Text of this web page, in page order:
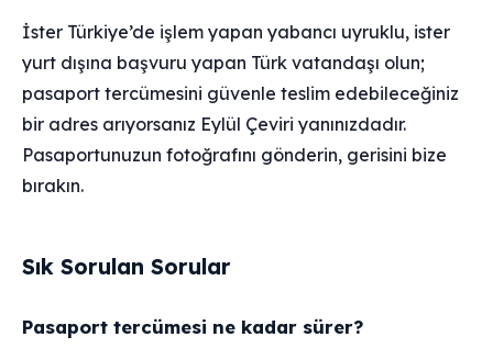
İster Türkiye’de işlem yapan yabancı uyruklu, ister
yurt dışına başvuru yapan Türk vatandaşı olun;
pasaport tercümesini güvenle teslim edebileceğiniz
bir adres arıyorsanız Eylül Çeviri yanınızdadır.
Pasaportunuzun fotoğrafını gönderin, gerisini bize
bırakın.
Sık Sorulan Sorular
Pasaport tercümesi ne kadar sürer?